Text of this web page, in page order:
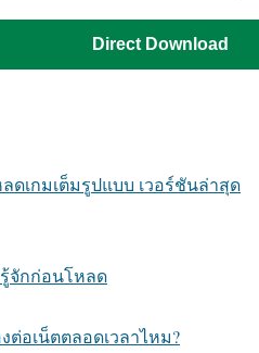
Direct Download
ลดเกมเต็มรูปแบบ เวอร์ชันล่าสุด
จักก่อนโหลด
ต่อเน็ตตลอดเวลาไหม?